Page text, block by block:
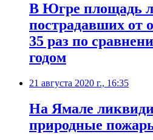
В Югре площадь
пострадавших от
35 раз по
годом
21 августа 2020 г., 16:35
На Ямале
природные